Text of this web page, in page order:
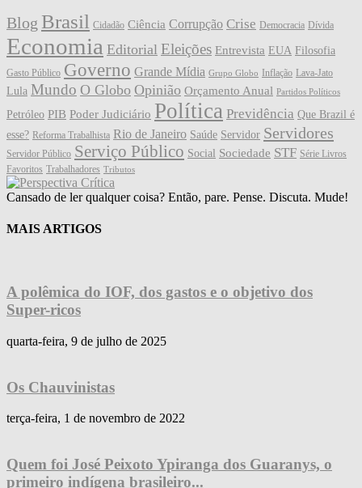
Blog Brasil Cidadão Ciência Corrupção Crise Democracia Dívida
Economia Editorial Eleições Entrevista EUA Filosofia
Gasto Público Governo Grande Mídia Grupo Globo Inflação Lava-Jato
Lula Mundo O Globo Opinião Orçamento Anual Partidos Políticos
Petróleo PIB Poder Judiciário Política Previdência Que Brazil é
esse? Reforma Trabalhista Rio de Janeiro Saúde Servidor Servidores
Servidor Público Serviço Público Social Sociedade STF Série Livros
Favoritos Trabalhadores Tributos
Cansado de ler qualquer coisa? Então, pare. Pense. Discuta. Mude!
MAIS ARTIGOS
A polêmica do IOF, dos gastos e o objetivo dos
Super-ricos
quarta-feira, 9 de julho de 2025
Os Chauvinistas
terça-feira, 1 de novembro de 2022
Quem foi José Peixoto Ypiranga dos Guaranys, o
primeiro indígena brasileiro...